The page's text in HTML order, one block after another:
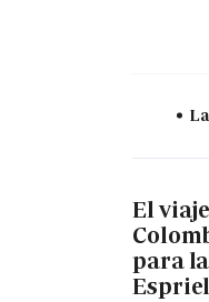
El
para